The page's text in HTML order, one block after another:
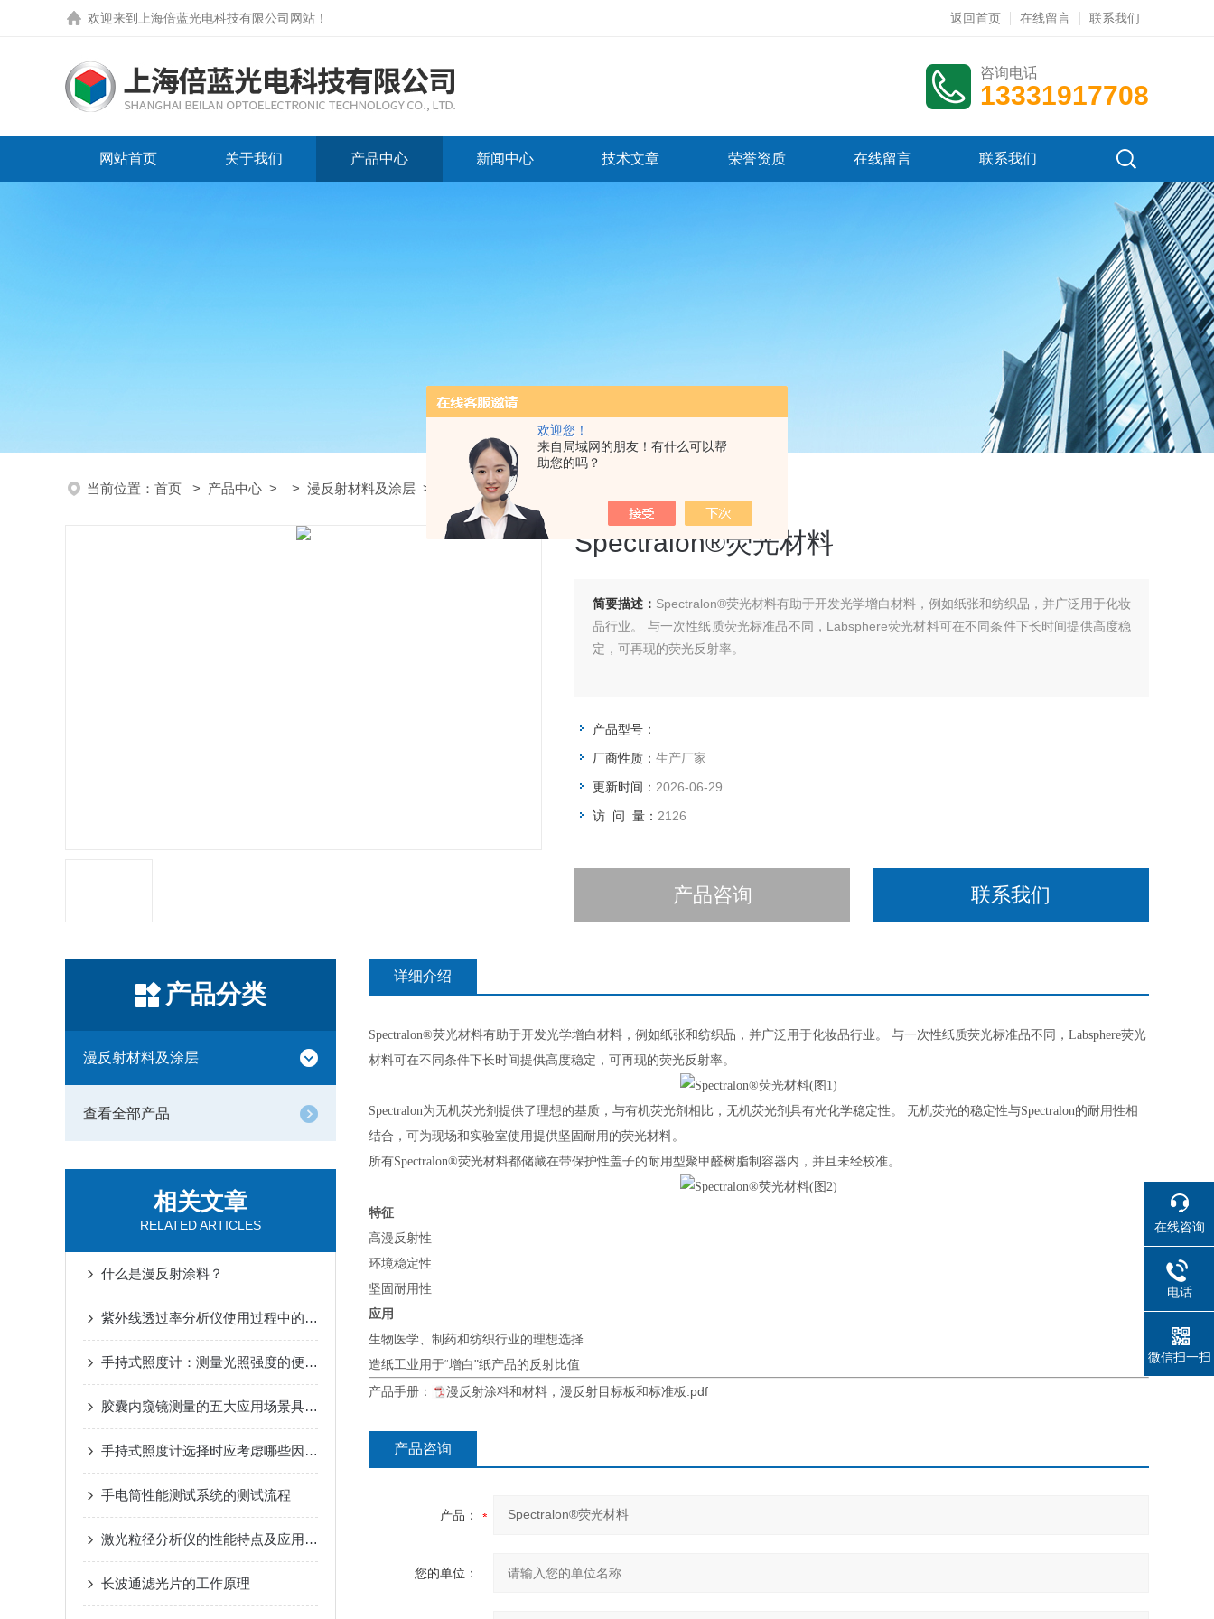
欢迎您！
来自局域网的朋友！有什么可以帮
助您的吗？
欢迎来到 上海倍蓝光电科技有限公司网站 ！ 返回首页 在线留言 联系我们
咨询电话
13331917708
网站首页 关于我们 产品中心 新闻中心 技术文章 荣誉资质 在线留言 联系我们
当前位置： 首页 > 产品中心 > > 漫反射材料及涂层 > Spectralon®荧光材料
Spectralon®荧光材料
简要描述： Spectralon®荧光材料有助于开发光学增白材料，例如纸张和纺织品，并广泛用于化妆
品行业。 与一次性纸质荧光标准品不同，Labsphere荧光材料可在不同条件下长时间提供高度稳
定，可再现的荧光反射率。
产品型号：
厂商性质： 生产厂家
更新时间： 2026-06-29
访 问 量： 2126
产品咨询 联系我们
产品分类
漫反射材料及涂层
查看全部产品
相关文章
RELATED ARTICLES
什么是漫反射涂料？
紫外线透过率分析仪使用过程中的注意事项
手持式照度计：测量光照强度的便捷工具
胶囊内窥镜测量的五大应用场景具体介绍
手持式照度计选择时应考虑哪些因素？
手电筒性能测试系统的测试流程
激光粒径分析仪的性能特点及应用场景
长波通滤光片的工作原理
详细介绍
Spectralon®荧光材料有助于开发光学增白材料，例如纸张和纺织品，并广泛用于化妆品行业。 与一次性纸质荧光标准品不同，Labsphere荧光
材料可在不同条件下长时间提供高度稳定，可再现的荧光反射率。
Spectralon为无机荧光剂提供了理想的基质，与有机荧光剂相比，无机荧光剂具有光化学稳定性。 无机荧光的稳定性与Spectralon的耐用性相
结合，可为现场和实验室使用提供坚固耐用的荧光材料。
所有Spectralon®荧光材料都储藏在带保护性盖子的耐用型聚甲醛树脂制容器内，并且未经校准。
特征
高漫反射性
环境稳定性
坚固耐用性
应用
生物医学、制药和纺织行业的理想选择
造纸工业用于“增白"纸产品的反射比值
产品手册 ： 漫反射涂料和材料，漫反射目标板和标准板.pdf
产品咨询
产品：
您的单位：
在线咨询
电话
微信扫一扫